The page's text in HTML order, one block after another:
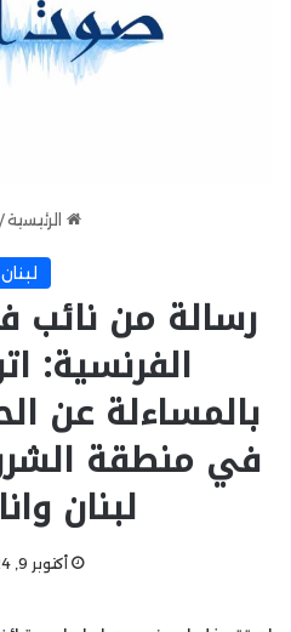
الرئيسية /
لبنان
رسالة من نائب
الفرنسية:
بالمساءلة عن
في منطقة
لبنان
أكتوبر 9, 2024